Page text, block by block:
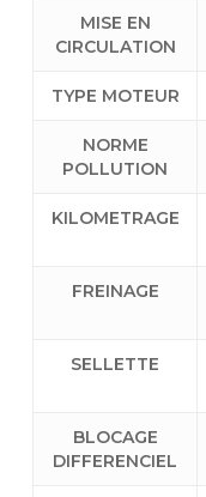
MISE EN
CIRCULATION
TYPE MOTEUR
NORME
POLLUTION
KILOMETRAGE
FREINAGE
SELLETTE
BLOCAGE
DIFFERENCIEL